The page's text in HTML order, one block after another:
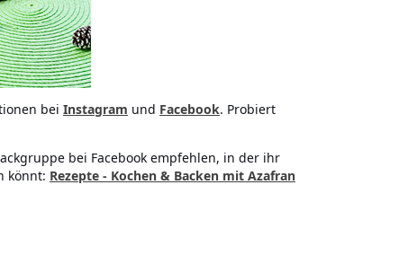
bei Instagram und Facebook. Probiert
bei Facebook empfehlen, in der ihr
könnt: Rezepte - Kochen & Backen mit Azafran